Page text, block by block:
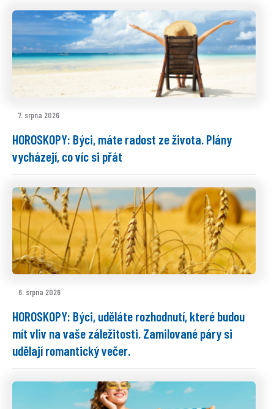
7. srpna 2026
HOROSKOPY: Býci, máte radost ze života. Plány
vycházejí, co víc si přát
6. srpna 2026
HOROSKOPY: Býci, uděláte rozhodnutí, které budou
mít vliv na vaše záležitosti. Zamilované páry si
udělají romantický večer.